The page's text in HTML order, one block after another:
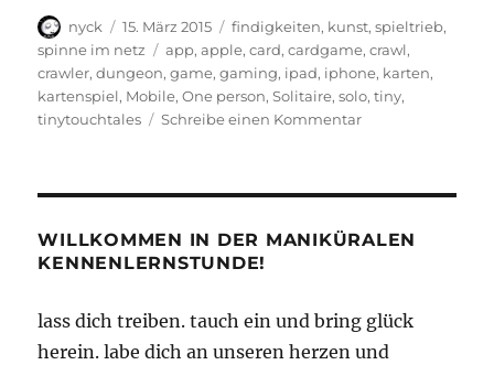
Autor
nyck
Veröffentlicht
am
15. März 2015 Kategorien
findigkeiten, kunst,spieltrieb,
spinne im netz
Schlagwörter
app,apple,card,cardgame,crawl,
crawler,dungeon,game,gaming, ipad, iphone, karten,
kartenspiel, Mobile,One person,Solitaire,solo,tiny,
tinytouchtales
Schreibe einen Kommentarzu
WILLKOMMEN IN DER MANIKÜRALEN
KENNENLERNSTUNDE!
lass dich treiben. tauch ein und bring glück
herein. labe dich an unseren herzen und